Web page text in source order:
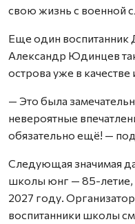
свою жизнь с военной
Еще один воспитанник
Александр Юдинцев
острова уже в качестве
— Это была
невероятные
обязательно ещё! —
Следующая значимая
школы юнг — 85-летие,
2027 году.
воспитанники школы